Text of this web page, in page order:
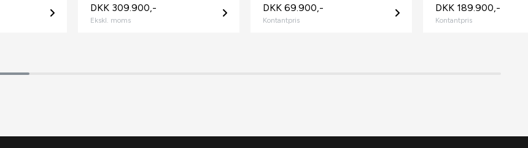
DKK 309.900,-
Ekskl. moms
DKK 69.900,-
Kontantpris
DKK 189.900,-
Kontantpris